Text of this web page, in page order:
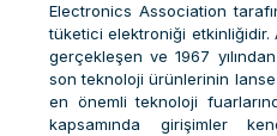
Electronics Association
tüketici elektroniği etkinliğidir.
gerçekleşen ve 1967
son teknoloji ürünlerinin lanse
en önemli teknoloji
kapsamında girişimler